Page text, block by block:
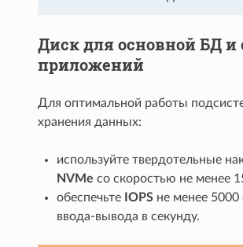
Диск для основной БД и
приложений
Для оптимальной работы
хранения данных:
используйте твердотельные
NVMe со скоростью не менее
обеспечьте IOPS не менее 5000
ввода-вывода в секунду.